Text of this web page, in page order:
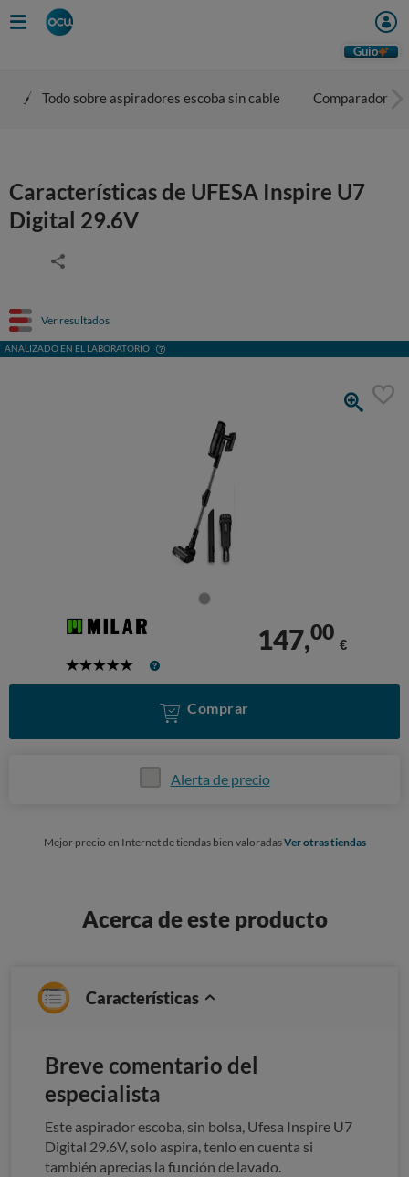
Guio
Todo sobre aspiradores escoba sin cable Comparador
Características de UFESA Inspire U7
Digital 29.6V
Ver resultados
ANALIZADO EN EL LABORATORIO
5
147,00
€
Comprar
Alerta de precio
Mejor precio en Internet de tiendas bien valoradasVer otras tiendas
Acerca de este producto
Características
Breve comentario del
especialista
Este aspirador escoba, sin bolsa, Ufesa Inspire U7
Digital 29.6V, solo aspira, tenlo en cuenta si
también aprecias la función de lavado.